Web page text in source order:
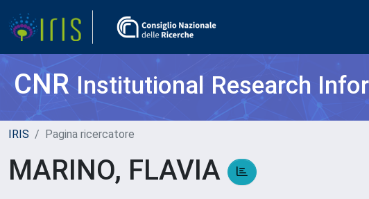
CNRInstitutional Research
IRIS Pagina ricercatore
MARINO, FLAVIA